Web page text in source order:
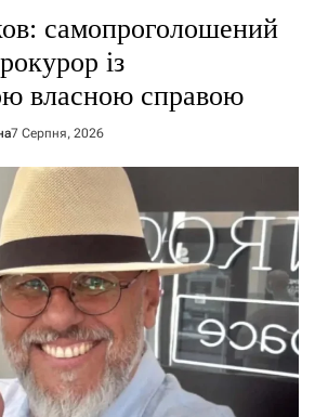
самопроголошений
із
власною справою
7 Серпня, 2026